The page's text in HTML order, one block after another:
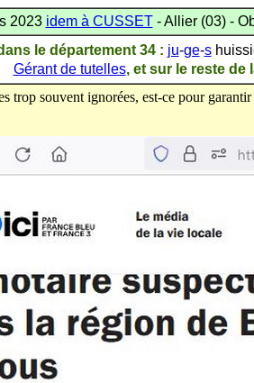
2023 idem à CUSSET- Allier (03) -
le département 34 : ju-ge-s
Gérant de tutelles, etsur le reste de
trop souvent ignorées, est-ce pour